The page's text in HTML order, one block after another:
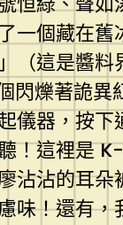
一個藏在
這是醬
閃爍著詭
儀器，按
！這裡是
沾沾的耳
味！還有